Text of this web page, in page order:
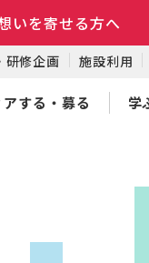
いを寄せる方へ
研修企画 施設利用
する・募る 学